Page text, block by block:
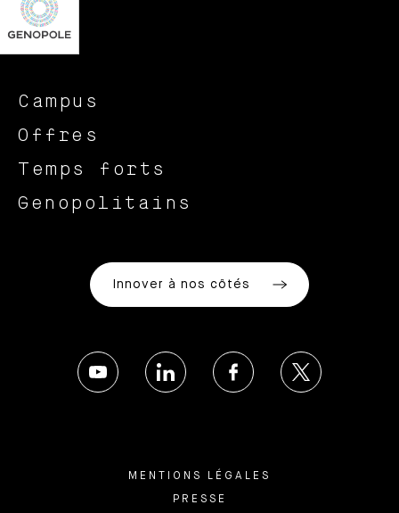
Campus
Offres
Temps forts
Genopolitains
Innover à nos côtés
MENTIONS LÉGALES
PRESSE